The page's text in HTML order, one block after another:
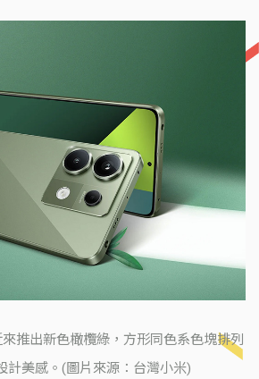
推出新色橄欖綠，方形同色系色塊排列
計美感。(圖片來源：台灣小米)